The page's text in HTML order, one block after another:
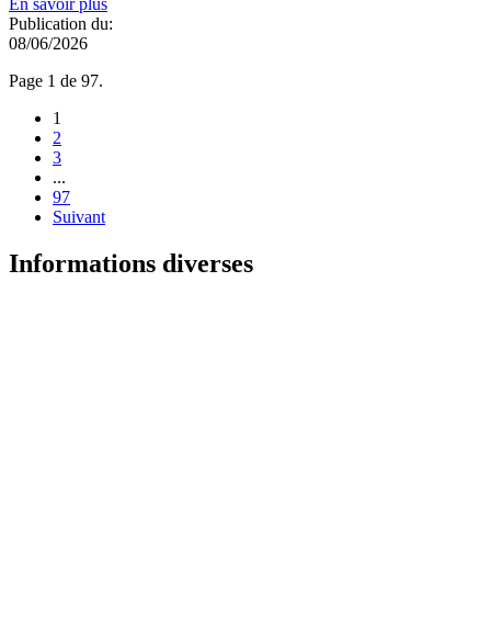
En savoir plus
Publication du:
08/06/2026
Page 1 de 97.
1
2
3
...
97
Suivant
Informations diverses